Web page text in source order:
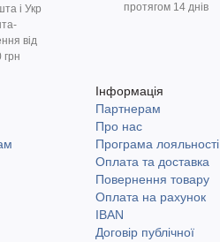
і Укр
від
грн
протягом 14 днів
Інформація
Партнерам
Про нас
Програма лояльності
Оплата та доставка
Повернення товару
Оплата на рахунок
IBAN
Договір публічної